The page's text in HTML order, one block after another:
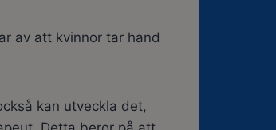
av att kvinnor tar hand
kan utveckla det,